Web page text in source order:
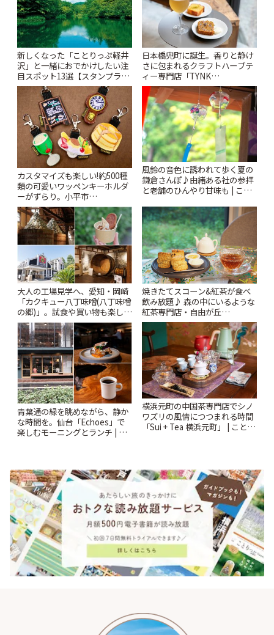
新しくなった「ことりっぷ軽井
沢」と一緒におでかけしたい注
目スポット13選【スタンプラリ
ー開催中】 | ことりっぷ
日本橋兜町に誕生。香りと静け
さに包まれるクラフトハーブテ
ィー専門店「TYNK
Kabutocho」 | ことりっぷ
カスタマイズも楽しい!約500種
類の可愛いワッペンキーホルダ
ーがずらり。小平市
「Kimamaya T&K」 | ことりっ
ぷ
風鈴の音色に誘われて歩く夏の
鎌倉さんぽ♪由緒ある社の参拝
と老舗のひんやり甘味も | こと
大人の工場見学へ、愛知・岡崎
「カクキュー八丁味噌(八丁味噌
の郷)」。試食や買い物も楽しみ
♪ | ことりっぷ
焼きたてスコーン&紅茶が食べ
飲み放題♪ 森の中にいるような
紅茶専門店・自由が丘
「YOTSUBA TEA」でのんびり
時間 | ことりっぷ
青葉通の緑を眺めながら、静か
な時間を。仙台「Echoes」で
楽しむモーニングとランチ | こ
横浜元町の中国茶専門店でシノ
ワズリの風情につつまれる時間
「Sui + Tea 横浜元町」 | ことり